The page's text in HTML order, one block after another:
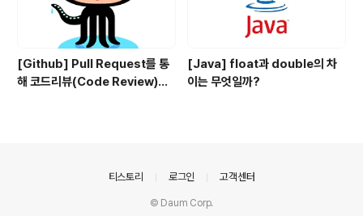
[Github] Pull Request를 통
해 코드리뷰(Code Review)하
[Java] float과 double의 차
이는 무엇일까?
티스토리 로그인 고객센터
© Daum Corp.